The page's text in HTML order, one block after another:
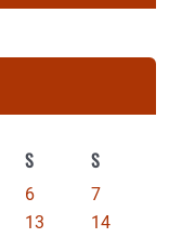
S S
6
7
13
14